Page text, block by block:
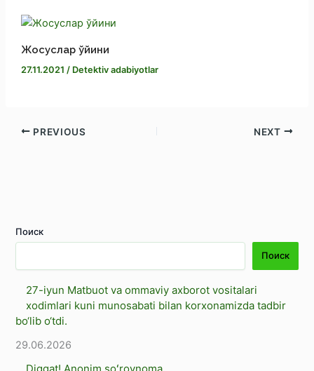
Жосуслар ўйини
27.11.2021 / Detektiv adabiyotlar
PREVIOUS NEXT
Поиск
Поиск
27-iyun Matbuot va ommaviy axborot vositalari
xodimlari kuni munosabati bilan korxonamizda tadbir
bo‘lib o‘tdi.
29.06.2026